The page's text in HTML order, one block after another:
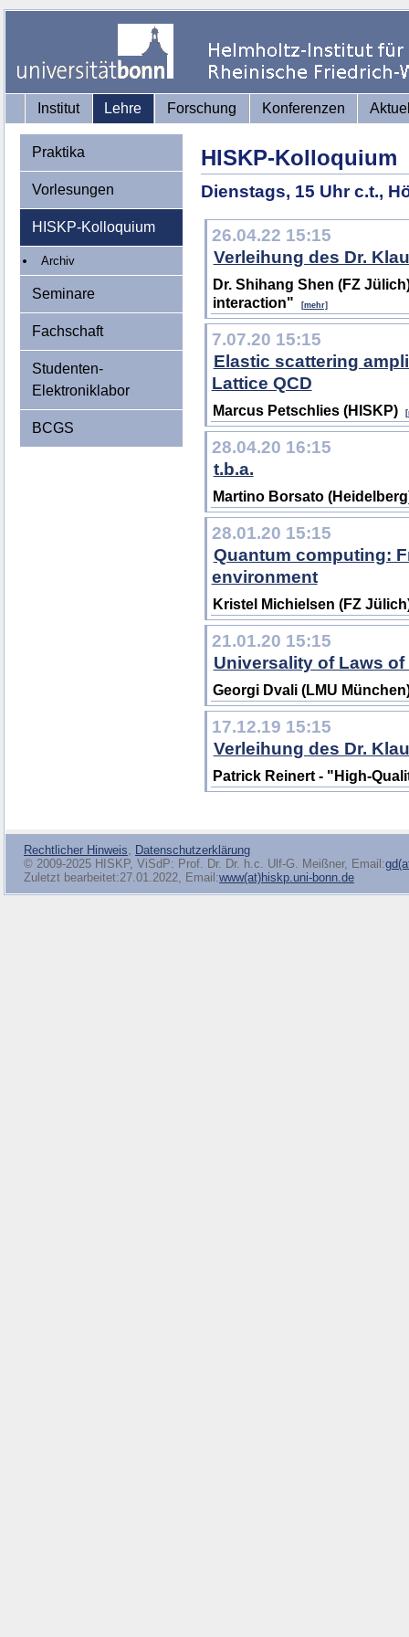
Institut Lehre Forschung Konferenzen
Praktika
Vorlesungen
HISKP-Kolloquium
Archiv
Seminare
Fachschaft
Studenten-
Elektroniklabor
BCGS
HISKP-Kolloquium
Dienstags, 15 Uhr c.t.,
26.04.22 15:15
Verleihung des Dr.
Dr. Shihang Shen (FZ
interaction"
[mehr]
7.07.20 15:15
Elastic scattering
Lattice QCD
Marcus Petschlies (HISKP)
28.04.20 16:15
t.b.a.
Martino Borsato
28.01.20 15:15
Quantum computing:
environment
Kristel Michielsen (FZ
21.01.20 15:15
Universality of Laws
Georgi Dvali (LMU
17.12.19 15:15
Verleihung des Dr.
Patrick Reinert - "High-
Rechtlicher Hinweis, Datenschutzerklärung
© 2009-2025 HISKP, ViSdP: Prof. Dr. Dr. h.c. Ulf-G. Meißner, Email:
Zuletzt bearbeitet:27.01.2022, Email:www(at)hiskp.uni-bonn.de